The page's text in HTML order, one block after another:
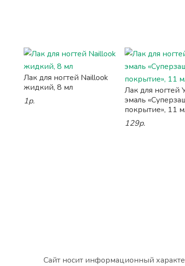
Лак для ногтей Naillook
жидкий, 8 мл
1р.
Лак для ногтей
эмаль
покрытие», 11
129р.
Сайт носит информационный